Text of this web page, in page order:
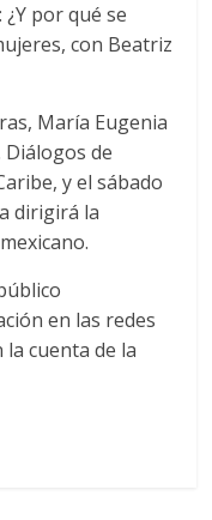
por qué se
con Beatriz
María Eugenia
de
y el sábado
dirigirá la
en las redes
la cuenta de la